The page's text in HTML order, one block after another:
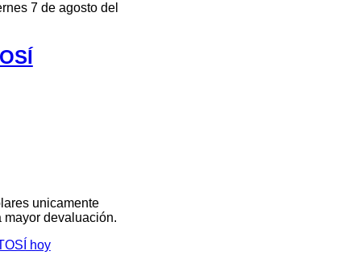
7 de agosto del
unicamente
devaluación.
hoy